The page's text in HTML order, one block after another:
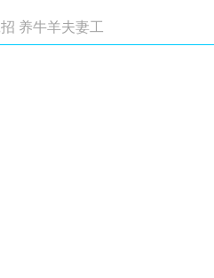
养牛羊夫妻工